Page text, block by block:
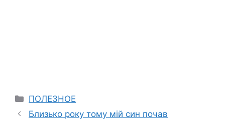
Categories
ПОЛЕЗНОЕ
Близько року тому мій син почав